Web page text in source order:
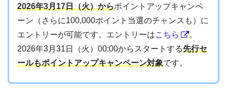
2026年3月17日（火）からポイントアップキャンペ
ーン（さらに100,000ポイント当選のチャンスも）に
エントリーが可能です。エントリーはこちら
。
2026年3月31日（火）00:00からスタートする先行セ
ールもポイントアップキャンペーン対象です。